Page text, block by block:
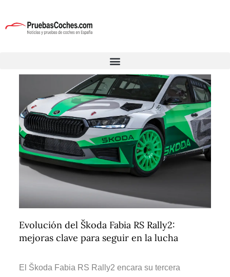
Evolución del Škoda Fabia RS Rally2:
mejoras clave para seguir en la lucha
El Škoda Fabia RS Rally2 encara su tercera